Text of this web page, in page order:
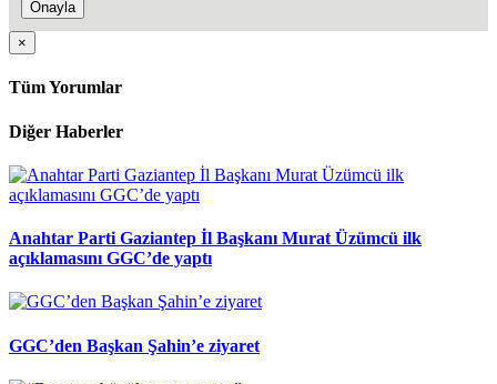
Onayla
×
Tüm Yorumlar
Diğer Haberler
Anahtar Parti Gaziantep İl Başkanı Murat Üzümcü ilk
açıklamasını GGC’de yaptı
GGC’den Başkan Şahin’e ziyaret